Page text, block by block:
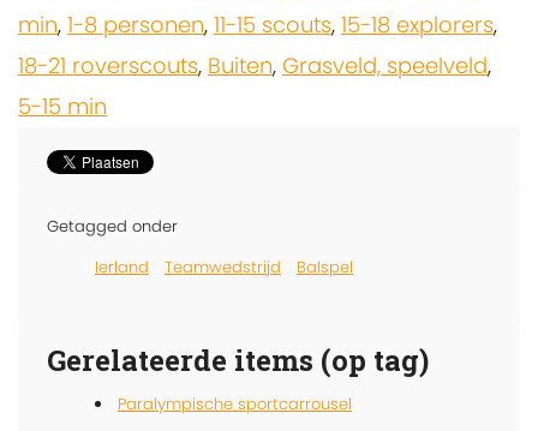
min, 1-8 personen, 11-15 scouts, 15-18 explorers,
18-21 roverscouts, Buiten, Grasveld, speelveld,
5-15 min
Getagged onder
Ierland
Teamwedstrijd Balspel
Gerelateerde items (op tag)
Paralympische sportcarrousel